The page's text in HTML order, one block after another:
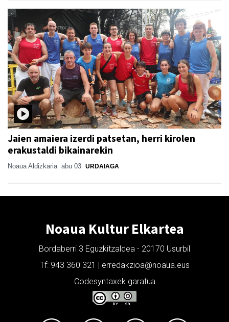
Jaien amaiera izerdi patsetan, herri kirolen
erakustaldi bikainarekin
Noaua Aldizkaria abu 03 URDAIAGA
Noaua Kultur Elkartea
Bordaberri 3 Eguzkitzaldea - 20170 Usurbil
Tf: 943 360 321 | erredakzioa@noaua.eus
Codesyntaxek garatua